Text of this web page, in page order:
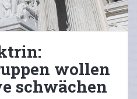
wollen
schwächen